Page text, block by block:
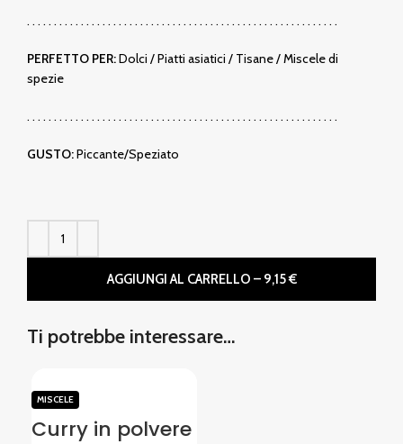
. . . . . . . . . . . . . . . . . . . . . . . . . . . . . . . . . . . . . . . . . . . . . . . . . . . . . . . . . .
PERFETTO PER:Dolci / Piatti asiatici / Tisane / Miscele di
spezie
. . . . . . . . . . . . . . . . . . . . . . . . . . . . . . . . . . . . . . . . . . . . . . . . . . . . . . . . . .
GUSTO:Piccante/Speziato
AGGIUNGI AL CARRELLO – 9,15 €
Ti potrebbe interessare…
Curry in polvere
MISCELE